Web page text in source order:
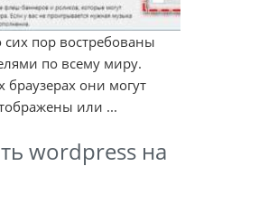
пор востребованы
по всему миру.
они могут
или ...
wordpress на